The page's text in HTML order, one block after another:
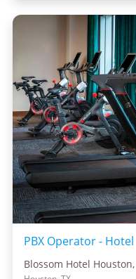
PBX Operator - Hotel
Blossom Hotel